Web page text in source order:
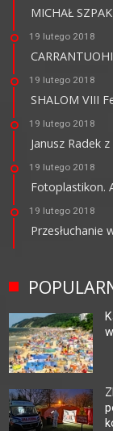
MICHAŁ
19 lutego 2018
19 lutego 2018
SHALOM VIII
19 lutego 2018
Janusz Radek
19 lutego 2018
Fotoplastikon.
19 lutego 2018
Przesłuchanie